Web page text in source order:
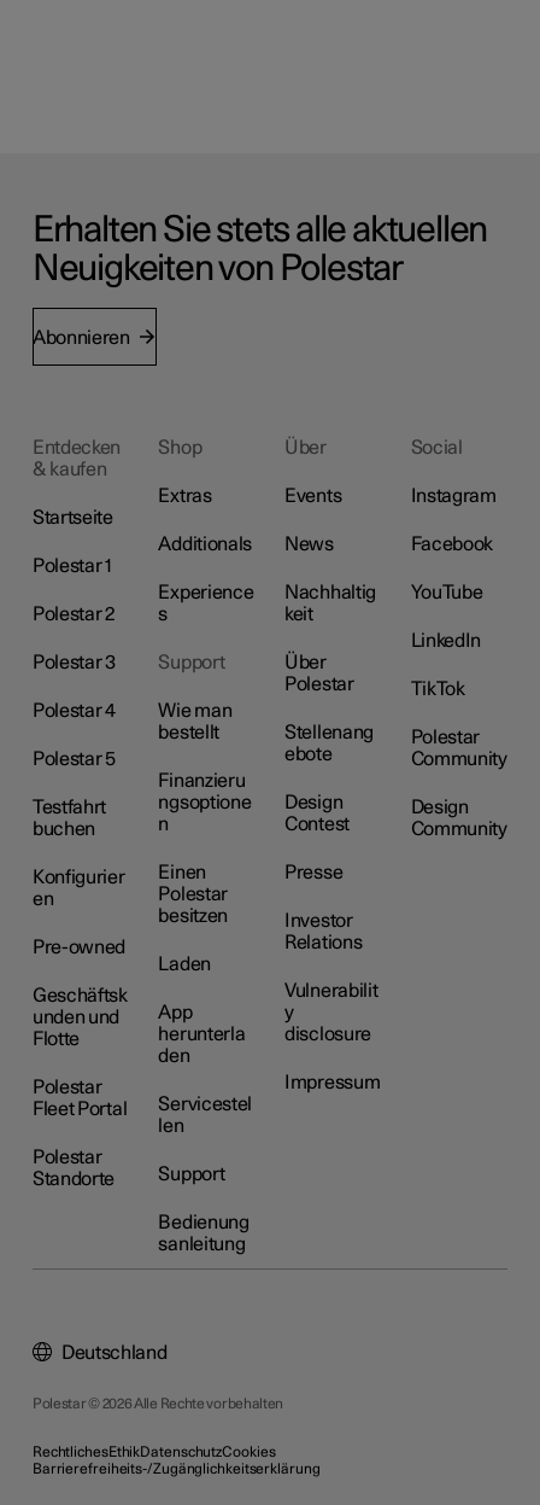
Erhalten Sie stets alle aktuellen
Neuigkeiten von Polestar
Abonnieren
Entdecken
& kaufen
Startseite
Polestar 1
Polestar 2
Polestar 3
Polestar 4
Polestar 5
Testfahrt
buchen
Konfigurier
en
Pre-owned
Geschäftsk
unden und
Flotte
Polestar
Fleet Portal
Polestar
Standorte
Shop
Extras
Additionals
Experience
s
Support
Wie man
bestellt
Finanzieru
ngsoptione
n
Einen
Polestar
besitzen
Laden
App
herunterla
den
Servicestel
len
Support
Bedienung
sanleitung
Über
Events
News
Nachhaltig
keit
Über
Polestar
Stellenang
ebote
Design
Contest
Presse
Investor
Relations
Vulnerabilit
y
disclosure
Impressum
Social
Instagram
Facebook
YouTube
LinkedIn
TikTok
Polestar
Community
Design
Community
Polestar © 2026 Alle Rechte vorbehalten
RechtlichesEthikDatenschutzCookies
Barrierefreiheits-/Zugänglichkeitserklärung
Deutschland